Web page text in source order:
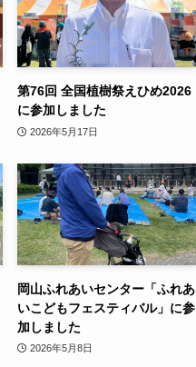
第76回 全国植樹祭えひめ2026
に参加しました
2026年5月17日
岡山ふれあいセンター「ふれあ
いこどもフェスティバル」に参
加しました
2026年5月8日